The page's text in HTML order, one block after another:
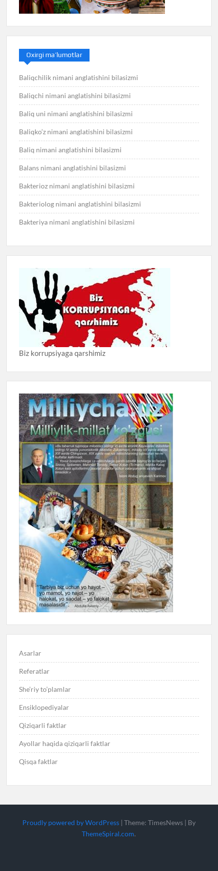
Oxirgi ma’lumotlar
Baliqchilik nimani anglatishini bilasizmi
Baliqchi nimani anglatishini bilasizmi
Baliq uni nimani anglatishini bilasizmi
Baliqko’z nimani anglatishini bilasizmi
Baliq nimani anglatishini bilasizmi
Balans nimani anglatishini bilasizmi
Bakterioz nimani anglatishini bilasizmi
Bakteriolog nimani anglatishini bilasizmi
Bakteriya nimani anglatishini bilasizmi
Biz korrupsiyaga qarshimiz
Asarlar
Referatlar
She’riy to’plamlar
Ensiklopediyalar
Qiziqarli faktlar
Ayollar haqida qiziqarli faktlar
Qisqa faktlar
Proudly powered by WordPress | Theme: TimesNews | By
ThemeSpiral.com.